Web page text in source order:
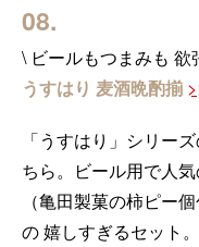
08.
\ ビールもつまみも 欲
うすはり 麦酒晩酌揃
「うすはり」シリー
ちら。ビール用で人
（亀田製菓の柿ピー
の 嬉しすぎるセット